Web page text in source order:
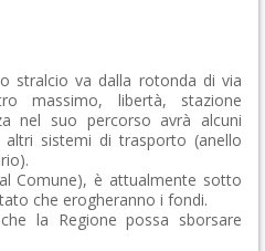
stralcio va dalla rotonda di via
massimo, libertà, stazione
nel suo percorso avrà alcuni
altri sistemi di trasporto (anello
Comune), è attualmente sotto
che erogheranno i fondi.
la Regione possa sborsare